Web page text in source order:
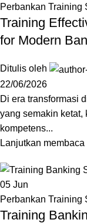
Perbankan Training
Training
for Modern
Ditulis oleh
22/06/2026
Di era transformasi
yang semakin ketat,
kompetens...
Lanjutkan membaca
05 Jun
Perbankan Training
Training